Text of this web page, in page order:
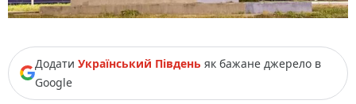
Додати Український Південь як бажане джерело в
Google